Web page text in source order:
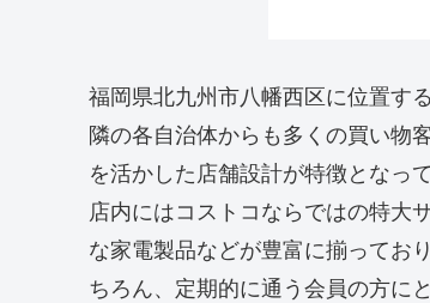
福岡県北九州市八幡西区に位置す
隣の各自治体からも多くの買い物
を活かした店舗設計が特徴となっ
店内にはコストコならではの特大
な家電製品などが豊富に揃ってお
ちろん、定期的に通う会員の方に